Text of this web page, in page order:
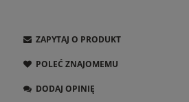
ZAPYTAJ O PRODUKT
POLEĆ ZNAJOMEMU
DODAJ OPINIĘ